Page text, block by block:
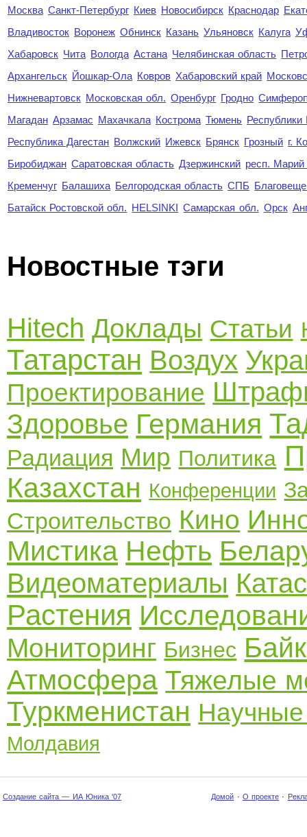
Москва Санкт-Петербург Киев Новосибирск Краснодар
Владивосток Воронеж Обнинск Казань Ульяновск Калуга
Хабаровск Чита Вологда Астана Челябинская область
Архангельск Йошкар-Ола Ковров Хабаровский край
Нижневартовск Московская обл. Оренбург Гродно
Магадан Арзамас Махачкала Кострома Тюмень Республики
Республика Дагестан Волжский Ижевск Брянск Грозный г.
Биробиджан Саратовская область Дзержинский респ.
Кременчуг Балашиха Белгородская область СПБ
Батайск Ростовской обл. HELSINKI Самарская обл. Орск
Новостные тэги
Hitech Доклады Статьи
Татарстан Воздух
Проектирование
Здоровье Германия
Радиация Мир Политика
Казахстан Конференции
Строительство Кино
Мистика Нефть
Видеоматериалы
Растения
Мониторинг Бизнес
Атмосфера Тяжелые
Туркменистан Научные
Молдавия
Создание сайта — ИА Юника '07 Домой · О проекте ·